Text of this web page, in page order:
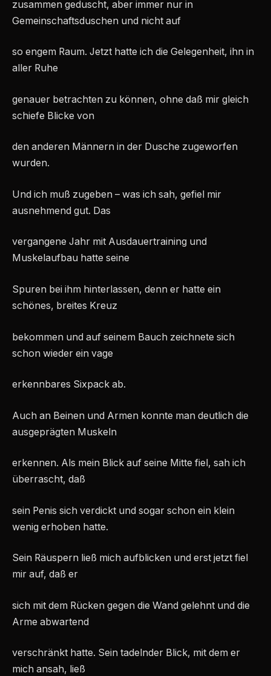
zusammen geduscht, aber immer nur in
Gemeinschaftsduschen und nicht auf
so engem Raum. Jetzt hatte ich die Gelegenheit, ihn in
aller Ruhe
genauer betrachten zu können, ohne daß mir gleich
schiefe Blicke von
den anderen Männern in der Dusche zugeworfen
wurden.
Und ich muß zugeben – was ich sah, gefiel mir
ausnehmend gut. Das
vergangene Jahr mit Ausdauertraining und
Muskelaufbau hatte seine
Spuren bei ihm hinterlassen, denn er hatte ein
schönes, breites Kreuz
bekommen und auf seinem Bauch zeichnete sich
schon wieder ein vage
erkennbares Sixpack ab.
Auch an Beinen und Armen konnte man deutlich die
ausgeprägten Muskeln
erkennen. Als mein Blick auf seine Mitte fiel, sah ich
überrascht, daß
sein Penis sich verdickt und sogar schon ein klein
wenig erhoben hatte.
Sein Räuspern ließ mich aufblicken und erst jetzt fiel
mir auf, daß er
sich mit dem Rücken gegen die Wand gelehnt und die
Arme abwartend
verschränkt hatte. Sein tadelnder Blick, mit dem er
mich ansah, ließ